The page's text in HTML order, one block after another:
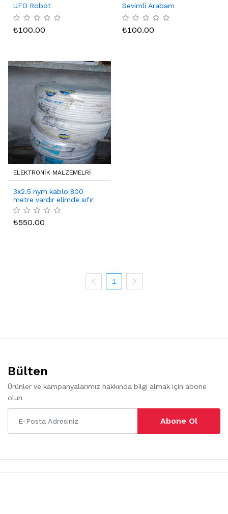
UFO Robot
₺100.00
Sevimli Arabam
₺100.00
ELEKTRONIK MALZEMELRI
3x2.5 nym kablo 800
metre vardır elimde sıfır
poşetinde %100 bakırdır
₺550.00
1
Bülten
Ürünler ve kampanyalarımız hakkında bilgi almak için abone
olun
Abone Ol